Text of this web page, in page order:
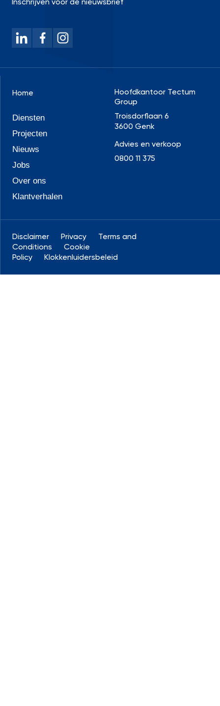
Inschrijven voor de nieuwsbrief
Home
Diensten
Projecten
Nieuws
Jobs
Over ons
Klantverhalen
Hoofdkantoor Tectum
Group
Troisdorflaan 6
3600 Genk
Advies en verkoop
0800 11 375
Disclaimer Privacy
Terms and
Conditions
Cookie
Policy
Klokkenluidersbeleid